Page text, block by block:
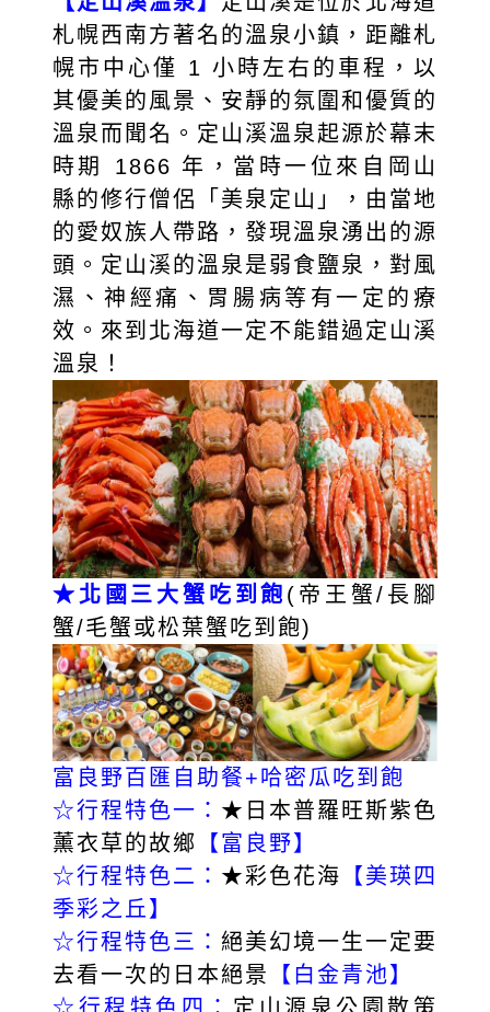
札幌西南方著名的溫泉小鎮，距離札
幌市中心僅 1 小時左右的車程，以
其優美的風景、安靜的氛圍和優質的
溫泉而聞名。定山溪溫泉起源於幕末
時期 1866 年，當時一位來自岡山
縣的修行僧侶「美泉定山」，由當地
的愛奴族人帶路，發現溫泉湧出的源
頭。定山溪的溫泉是弱食鹽泉，對風
濕、神經痛、胃腸病等有一定的療
效。來到北海道一定不能錯過定山溪
溫泉！
★北國三大蟹吃到飽 (帝王蟹/長腳
蟹/毛蟹或松葉蟹吃到飽)
富良野百匯自助餐+哈密瓜吃到飽
☆行程特色一： ★日本普羅旺斯紫色
薰衣草的故鄉
【富良野】
☆行程特色二： ★彩色花海 【美瑛四
季彩之丘】
☆行程特色三： 絕美幻境一生一定要
去看一次的日本絕景
【白金青池】